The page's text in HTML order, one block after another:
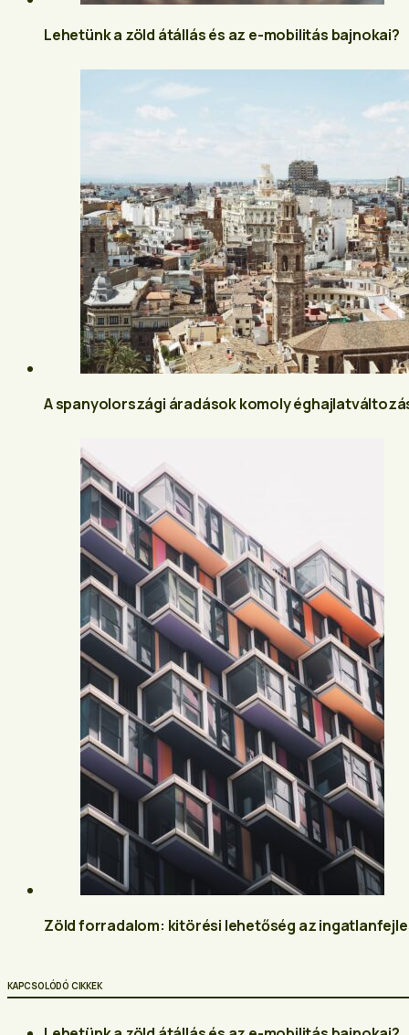
Lehetünk a zöld átállás és az e-mobilitás bajnokai?
A spanyolországi áradások komoly
Zöld forradalom: kitörési lehetőség az
KAPCSOLÓDÓ CIKKEK